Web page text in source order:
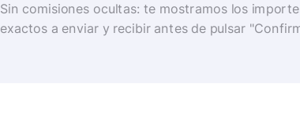
Sin comisiones ocultas: te mostramos los
exactos a enviar y recibir antes de pulsar